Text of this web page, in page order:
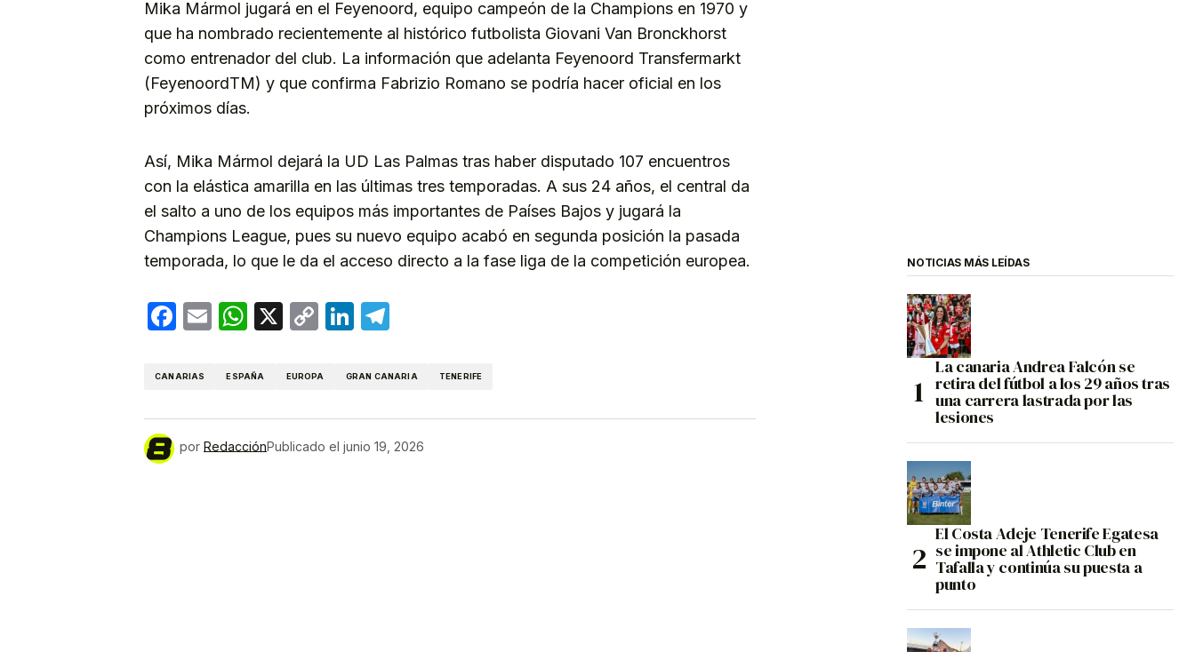
Mika Mármol jugará en el Feyenoord, equipo campeón de la Champions en 1970 y
que ha nombrado recientemente al histórico futbolista Giovani Van Bronckhorst
como entrenador del club. La información que adelanta Feyenoord Transfermarkt
(FeyenoordTM) y que confirma Fabrizio Romano se podría hacer oficial en los
próximos días.
Así, Mika Mármol dejará la UD Las Palmas tras haber disputado 107 encuentros
con la elástica amarilla en las últimas tres temporadas. A sus 24 años, el central da
el salto a uno de los equipos más importantes de Países Bajos y jugará la
Champions League, pues su nuevo equipo acabó en segunda posición la pasada
temporada, lo que le da el acceso directo a la fase liga de la competición europea.
Facebook
EmailWhatsApp
X
CopyLinkedIn
CANARIAS ESPAÑA EUROPA GRAN CANARIA TENERIFE
por RedacciónPublicado el junio 19, 2026
NOTICIAS MÁS LEÍDAS
La canaria Andrea Falcón se
retira del fútbol a los 29 años tras
una carrera lastrada por las
lesiones
El Costa Adeje Tenerife Egatesa
se impone al Athletic Club en
Tafalla y continúa su puesta a
punto